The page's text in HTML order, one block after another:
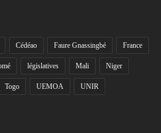
Cédéao Faure Gnassingbé France
législatives Mali Niger
Togo UEMOA UNIR